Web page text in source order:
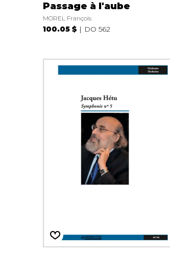
Passage à l'aube
MOREL François
100.05 $ DO 562